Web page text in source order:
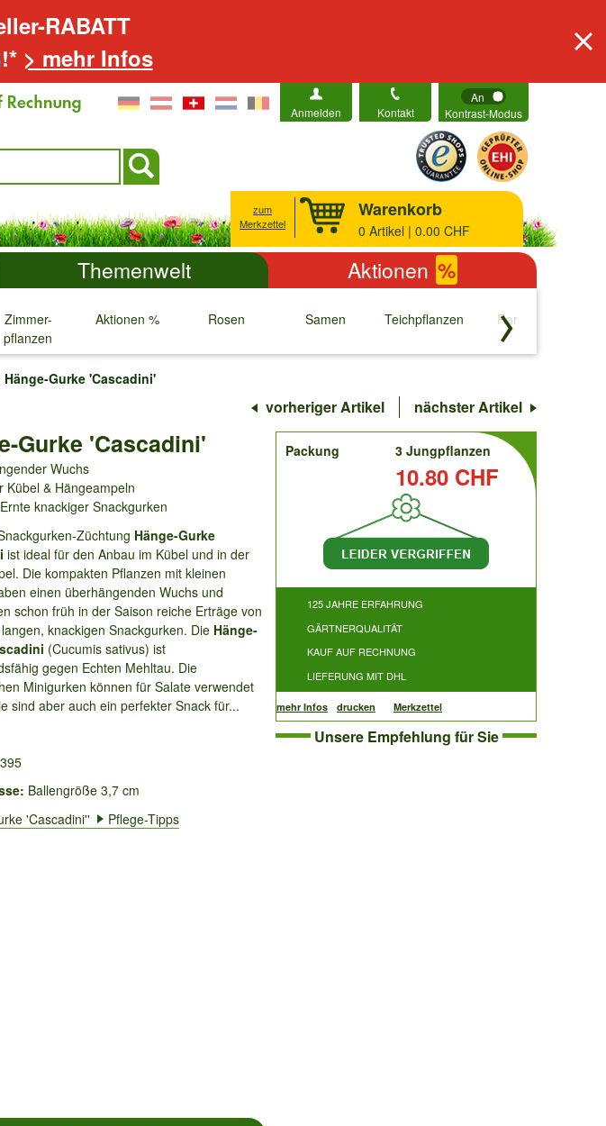
RABATT
> mehr Infos
Anmelden Kontakt
An
Kontrast-Modus
zum
Merkzettel
Warenkorb
0 Artikel | 0.00 CHF
Themenwelt Aktionen %
Zimmer-
pflanzen
Aktionen %
↓
Rosen
↓
Samen
↓
Teichpflanzen
↓
Raritäten
↓
Hänge-Gurke 'Cascadini'
vorheriger Artikel nächster Artikel
Gurke 'Cascadini'
Wuchs
Kübel & Hängeampeln
knackiger Snackgurken
Züchtung Hänge-Gurke
ist ideal für den Anbau im Kübel und in der
Die kompakten Pflanzen mit kleinen
einen überhängenden Wuchs und
schon früh in der Saison reiche Erträge von
knackigen Snackgurken. Die Hänge-
(Cucumis sativus) ist
gegen Echten Mehltau. Die
Minigurken können für Salate verwendet
sind aber auch ein perfekter Snack für...
Ballengröße 3,7 cm
'Cascadini''
Pflege-Tipps
order
Packung
3 Jungpflanzen
10.80 CHF
125 JAHRE ERFAHRUNG
GÄRTNERQUALITÄT
KAUF AUF RECHNUNG
LIEFERUNG MIT DHL
mehr Infos drucken Merkzettel
Unsere Empfehlung für Sie